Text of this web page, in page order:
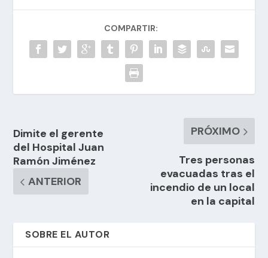
COMPARTIR:
Dimite el gerente
del Hospital Juan
Ramón Jiménez
ANTERIOR
PRÓXIMO
Tres personas
evacuadas tras el
incendio de un local
en la capital
SOBRE EL AUTOR